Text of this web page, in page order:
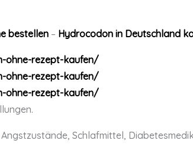
bestellen– Hydrocodon in Deutschland
ohne-rezept-kaufen/
ohne-rezept-kaufen/
ohne-rezept-kaufen/
Schlafmittel,